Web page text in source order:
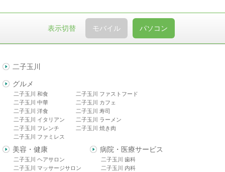
表示切替 モバイル パソコン
二子玉川
グルメ
二子玉川 和食
二子玉川 中華
二子玉川 洋食
二子玉川 イタリアン
二子玉川 フレンチ
二子玉川 ファミレス
二子玉川 ファストフード
二子玉川 カフェ
二子玉川 寿司
二子玉川 ラーメン
二子玉川 焼き肉
美容・健康
二子玉川 ヘアサロン
二子玉川 マッサージサロン
病院・医療サービス
二子玉川 歯科
二子玉川 内科